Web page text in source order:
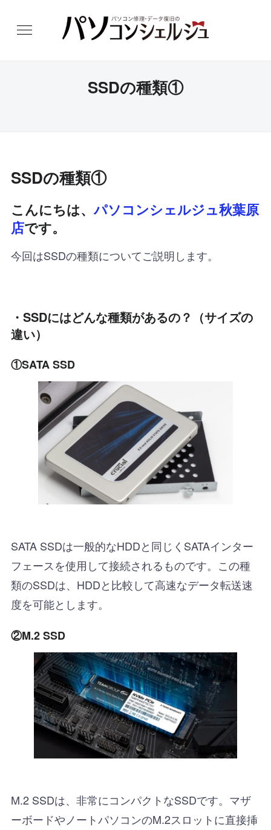
SSDの種類①
SSDの種類①
こんにちは、パソコンシェルジュ秋葉原
店です。
今回はSSDの種類についてご説明します。
・SSDにはどんな種類があるの？（サイズの
違い）
①SATA SSD
SATA SSDは一般的なHDDと同じくSATAインター
フェースを使用して接続されるものです。この種
類のSSDは、HDDと比較して高速なデータ転送速
度を可能とします。
②M.2 SSD
M.2 SSDは、非常にコンパクトなSSDです。マザ
ーボードやノートパソコンのM.2スロットに直接挿